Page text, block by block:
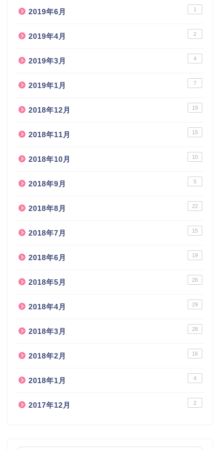
2019年6月 1
2019年4月 2
2019年3月 4
2019年1月 7
2018年12月 19
2018年11月 15
2018年10月 10
2018年9月 5
2018年8月 22
2018年7月 15
2018年6月 19
2018年5月 26
2018年4月 29
2018年3月 28
2018年2月 16
2018年1月 4
2017年12月 2